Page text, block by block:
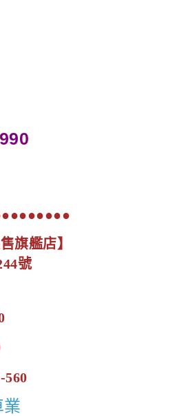
旗艦店】
號
560
業